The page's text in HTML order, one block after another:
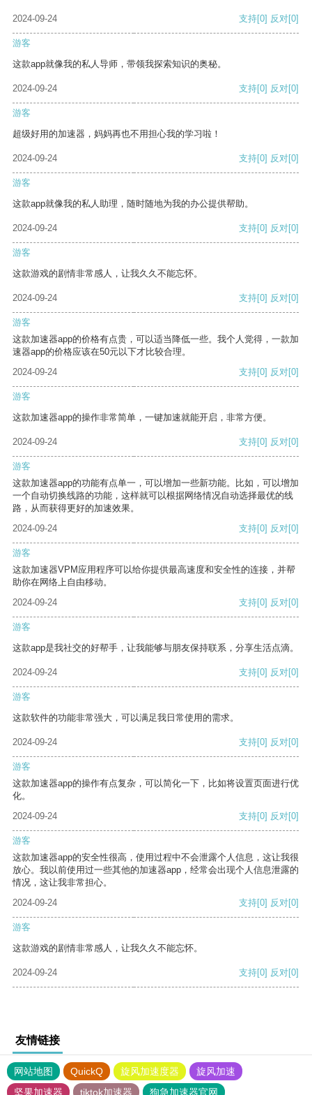
2024-09-24 支持[0] 反对[0]
游客
这款app就像我的私人导师，带领我探索知识的奥秘。
2024-09-24 支持[0] 反对[0]
游客
超级好用的加速器，妈妈再也不用担心我的学习啦！
2024-09-24 支持[0] 反对[0]
游客
这款app就像我的私人助理，随时随地为我的办公提供帮助。
2024-09-24 支持[0] 反对[0]
游客
这款游戏的剧情非常感人，让我久久不能忘怀。
2024-09-24 支持[0] 反对[0]
游客
这款加速器app的价格有点贵，可以适当降低一些。我个人觉得，一款加
速器app的价格应该在50元以下才比较合理。
2024-09-24
支持[0] 反对[0]
游客
这款加速器app的操作非常简单，一键加速就能开启，非常方便。
2024-09-24 支持[0] 反对[0]
游客
这款加速器app的功能有点单一，可以增加一些新功能。比如，可以增加
一个自动切换线路的功能，这样就可以根据网络情况自动选择最优的线
路，从而获得更好的加速效果。
2024-09-24
支持[0] 反对[0]
游客
这款加速器VPM应用程序可以给你提供最高速度和安全性的连接，并帮
助你在网络上自由移动。
2024-09-24
支持[0] 反对[0]
游客
这款app是我社交的好帮手，让我能够与朋友保持联系，分享生活点滴。
2024-09-24 支持[0] 反对[0]
游客
这款软件的功能非常强大，可以满足我日常使用的需求。
2024-09-24 支持[0] 反对[0]
游客
这款加速器app的操作有点复杂，可以简化一下，比如将设置页面进行优
化。
2024-09-24
支持[0] 反对[0]
游客
这款加速器app的安全性很高，使用过程中不会泄露个人信息，这让我很
放心。我以前使用过一些其他的加速器app，经常会出现个人信息泄露的
情况，这让我非常担心。
2024-09-24
支持[0] 反对[0]
游客
这款游戏的剧情非常感人，让我久久不能忘怀。
2024-09-24 支持[0] 反对[0]
友情链接
网站地图 QuickQ 旋风加速度器
旋风加速
坚果加速器
tiktok加速器
狗急加速器官网